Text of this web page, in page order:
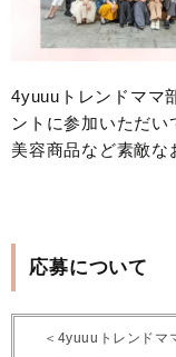
4yuuuトレンドママ
ントに参加いただい
美容商品など素敵な
応募について
＜4yuuuトレンドマ